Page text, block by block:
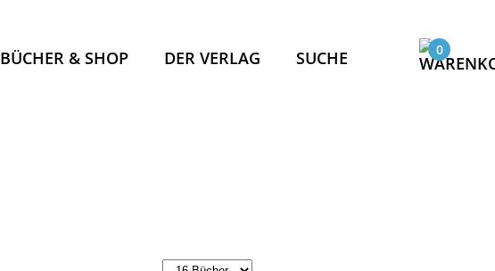
BÜCHER & SHOP DER VERLAG SUCHE 0